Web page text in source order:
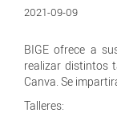
2021-09-09
BIGE ofrece a
realizar distintos
Canva. Se
Talleres: